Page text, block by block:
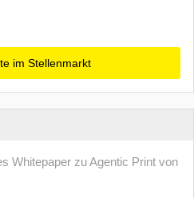
im Stellenmarkt
Whitepaper zu Agentic Print von